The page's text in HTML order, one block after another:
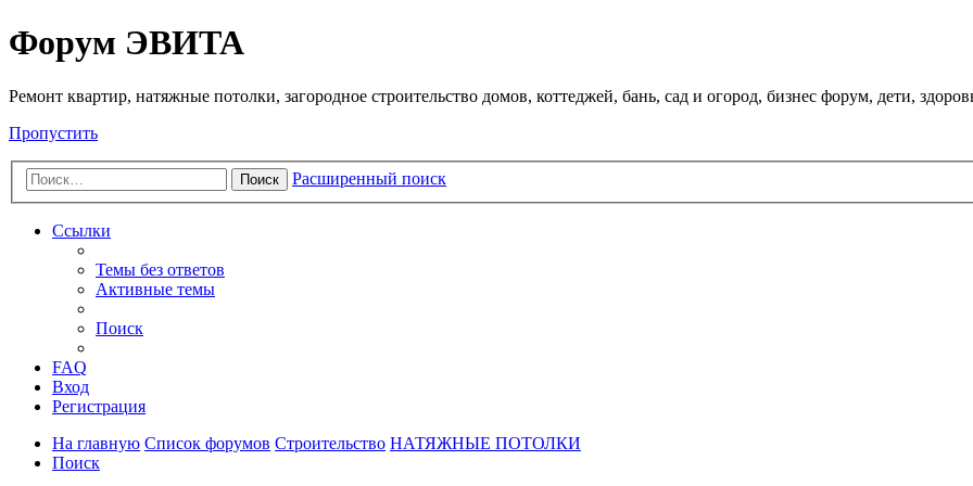
Регистрация
Форум ЭВИТА
Ремонт квартир, натяжные потолки, загородное строительство домов, коттеджей, бань, сад и огород, бизнес форум, дети,
Пропустить
Поиск Расширенный поиск
Ссылки
Темы без ответов
Активные темы
Поиск
FAQ
Вход
Регистрация
На главную Список форумов Строительство НАТЯЖНЫЕ ПОТОЛКИ
Поиск